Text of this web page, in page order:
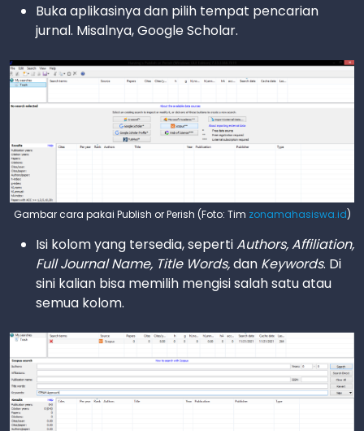
Buka aplikasinya dan pilih tempat pencarian
jurnal. Misalnya, Google Scholar.
Gambar cara pakai Publish or Perish (Foto: Tim zonamahasiswa.id)
Isi kolom yang tersedia, sepertiAuthors, Affiliation,
Full Journal Name, Title Words,dan Keywords. Di
sini kalian bisa memilih mengisi salah satu atau
semua kolom.